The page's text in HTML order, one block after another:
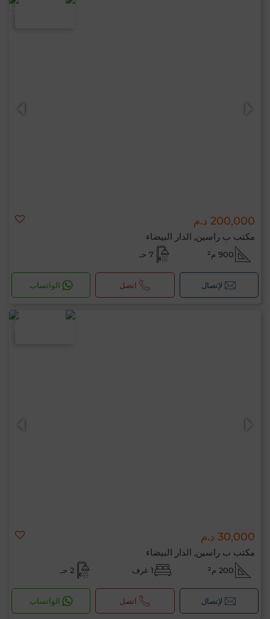
200,000 د.م
مكتب ب راسين, الدار البيضاء
900 م² 7 حـ
لإتصال اتصل الواتساب
30,000 د.م
مكتب ب راسين, الدار البيضاء
200 م² 1 غرف 2 حـ
لإتصال اتصل الواتساب